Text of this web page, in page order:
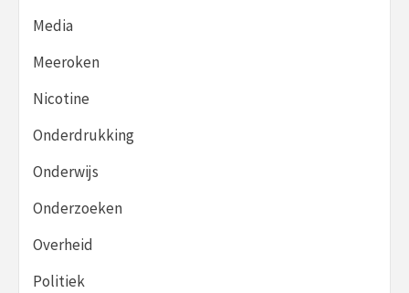
Media
Meeroken
Nicotine
Onderdrukking
Onderwijs
Onderzoeken
Overheid
Politiek